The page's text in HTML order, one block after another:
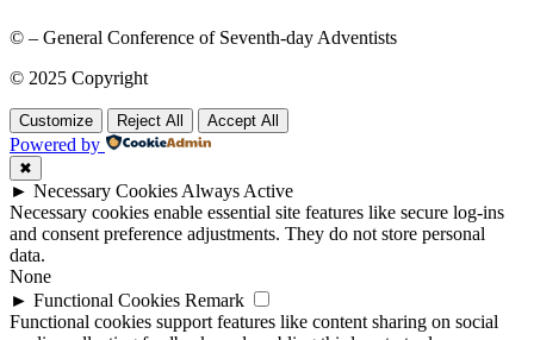
© – General Conference of Seventh-day Adventists
© 2025 Copyright
Customize Reject All Accept All
Powered by
✖
► Necessary Cookies Always Active
Necessary cookies enable essential site features like secure log-ins
and consent preference adjustments. They do not store personal
data.
None
► Functional Cookies Remark
Functional cookies support features like content sharing on social